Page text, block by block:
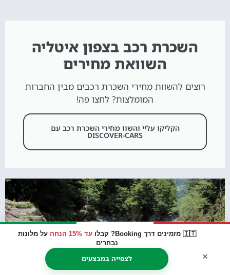
🇮🇹 מזמינים דרך Booking? קבלו עד 15% הנחה
על מלונות
נבחרים
לצפייה במבצעים ×
השכרת רכב בצפון איטליה
השוואת מחירים
רוצים להשוות מחירי השכרת רכבים מבין החברות
המומלצות? לחצו פה!
הקליקו עליי והשוו מחירי השכרת רכב עם
DISCOVER-CARS